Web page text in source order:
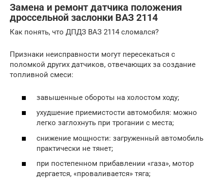
Замена и ремонт датчика положения
дроссельной заслонки ВАЗ 2114
Как понять, что ДПДЗ ВАЗ 2114 сломался?
Признаки неисправности могут пересекаться с
поломкой других датчиков, отвечающих за создание
топливной смеси:
завышенные обороты на холостом ходу;
ухудшение приемистости автомобиля: можно
легко заглохнуть при трогании с места;
снижение мощности: загруженный автомобиль
практически не тянет;
при постепенном прибавлении «газа», мотор
дергается, «проваливается» тяга;